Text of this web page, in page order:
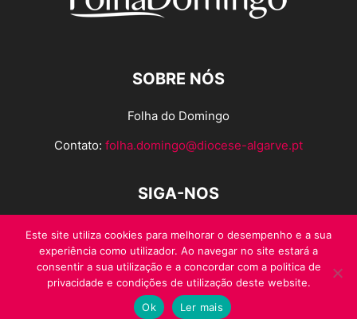
SOBRE NÓS
Folha do Domingo
Contato: folha.domingo@diocese-algarve.pt
SIGA-NOS
© Folha do Domingo 2026, todos os direitos reservados.
Este site utiliza cookies para melhorar o desempenho e a sua
experiência como utilizador. Ao navegar no site estará a
consentir a sua utilização e a concordar com a politica de
privacidade e condições de utilização deste website.
Ok
Ler mais